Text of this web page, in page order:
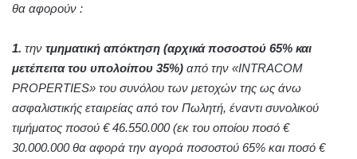
θα αφορούν :
1. την τμηματική απόκτηση (αρχικά ποσοστού 65% και
μετέπειτα του υπολοίπου 35%) από την «INTRACOM
PROPERTIES» του συνόλου των μετοχών της ως άνω
ασφαλιστικής εταιρείας από τον Πωλητή, έναντι συνολικού
τιμήματος ποσού € 46.550.000 (εκ του οποίου ποσό €
30.000.000 θα αφορά την αγορά ποσοστού 65% και ποσό €